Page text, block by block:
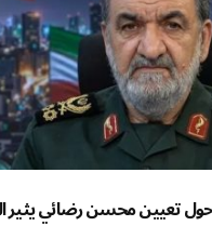
حول تعيين محسن رضائي